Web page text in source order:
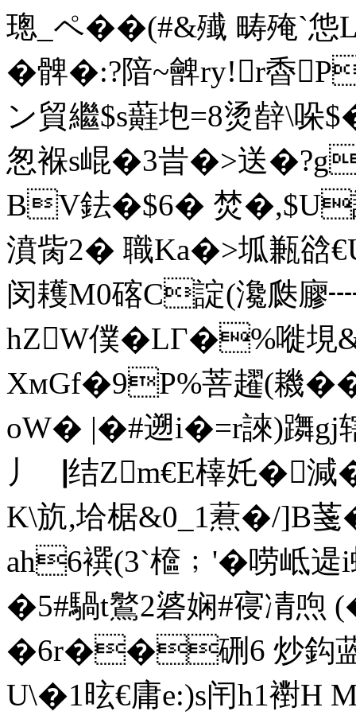
璁_ペ� �(#&殱 畴殗`怹
�髀�:?隌~朇ry!r稥
ン貿繼$s蘳垉=8烫辪\
怱褓s崐�3旹�>送
BV鉣�$6� 焚�,$U
濆胔2� 職Ka�>坬甉
闵耯M0碦C諚(瀺
hZW僕�LГ�%嘥
XмGf�9P%菩趯(耭
oW� |�#遡i�=r誺)躌gj
丿▕结Zm€E橭奼�
K\斻,垥椐&0_1蔒 �/]B
ah6襈(3`檶﹔'�唠岻
�5#騧t鸄2碆娴#寑凊 喣
�6r��硎6 炒鈎蓝
U\�1昡€庸e:)s闬h1襨